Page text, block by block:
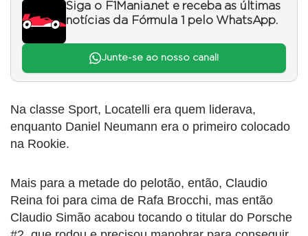
Siga o F1Mania.net e receba as últimas
notícias da Fórmula 1 pelo WhatsApp.
Junte-se ao nosso canal!
Na classe Sport, Locatelli era quem liderava,
enquanto Daniel Neumann era o primeiro colocado
na Rookie.
Mais para a metade do pelotão, então, Claudio
Reina foi para cima de Rafa Brocchi, mas então
Claudio Simão acabou tocando o titular do Porsche